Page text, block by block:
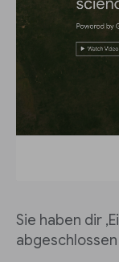
Sie haben dir
abgeschlossen